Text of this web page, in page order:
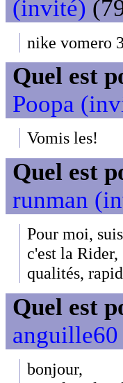
(invité)
nike vomero 3
Quel est
Poopa
Vomis les!
Quel est
runman
Pour moi,
c'est la
qualités,
Quel est
bonjour,